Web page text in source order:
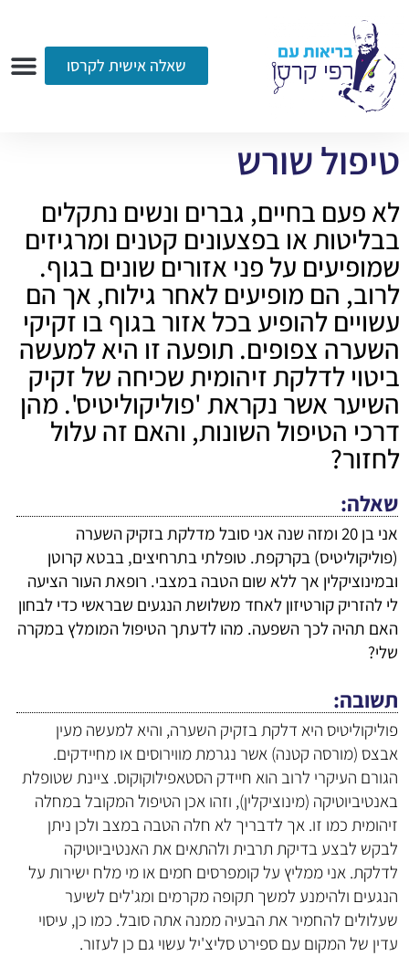
שאלה אישית לקרסו
טיפול שורש
לא פעם בחיים, גברים ונשים נתקלים
בבליטות או בפצעונים קטנים ומרגיזים
שמופיעים על פני אזורים שונים בגוף.
לרוב, הם מופיעים לאחר גילוח, אך הם
עשויים להופיע בכל אזור בגוף בו זקיקי
השערה צפופים. תופעה זו היא למעשה
ביטוי לדלקת זיהומית שכיחה של זקיק
השיער אשר נקראת 'פוליקוליטיס'. מהן
דרכי הטיפול השונות, והאם זה עלול
לחזור?
שאלה
אני בן 20 ומזה שנה אני סובל מדלקת בזקיק השערה
(פוליקוליטיס) בקרקפת. טופלתי בתרחיצים, בבטא קרוטן
ובמינוציקלין אך ללא שום הטבה במצבי. רופאת העור הציעה
לי להזריק קורטיזון לאחד משלושת הנגעים שבראשי כדי לבחון
האם תהיה לכך השפעה. מהו לדעתך הטיפול המומלץ במקרה
שלי?
תשובה
פוליקוליטיס היא דלקת בזקיק השערה, והיא למעשה מעין
אבצס (מורסה קטנה) אשר נגרמת מווירוסים או מחיידקים.
הגורם העיקרי לרוב הוא חיידק הסטאפילוקוקוס. ציינת שטופלת
באנטיביוטיקה (מינוציקלין), וזהו אכן הטיפול המקובל במחלה
זיהומית כמו זו. אך לדבריך לא חלה הטבה במצב ולכן ניתן
לבקש לבצע בדיקת תרבית ולהתאים את האנטיביוטיקה
לדלקת. אני ממליץ על קומפרסים חמים או מי מלח ישירות על
הנגעים ולהימנע למשך תקופה מקרמים ומג'לים לשיער
שעלולים להחמיר את הבעיה ממנה אתה סובל. כמו כן, עיסוי
עדין של המקום עם ספירט סליצ'יל עשוי גם כן לעזור.